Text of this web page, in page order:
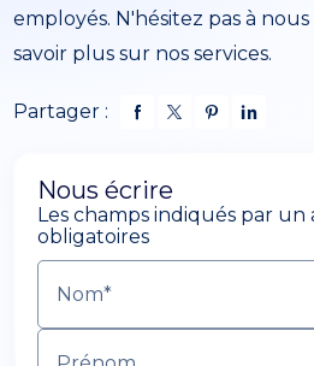
employés. N'hésitez pas à
savoir plus sur nos services.
Partager :
Nous écrire
Les champs indiqués par un
obligatoires
Nom*